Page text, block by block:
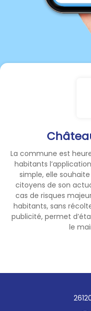
La commune est
habitants
simple, elle
citoyens de son
cas de risques
habitants, sans
publicité, permet
le